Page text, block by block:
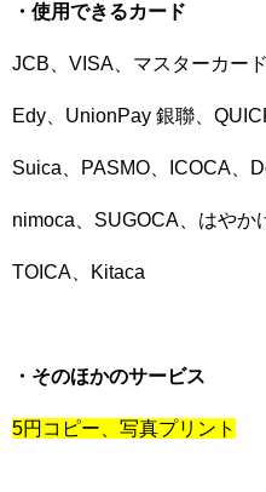
・使用できるカード
JCB、VISA、マスターカー
Edy、UnionPay 銀聯、
Suica、PASMO、ICOCA、
nimoca、SUGOCA、はやか
TOICA、Kitaca
・そのほかのサービス
5円コピー、写真プリント